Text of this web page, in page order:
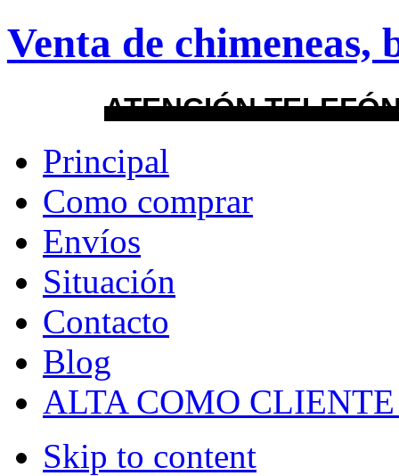
Venta de chimeneas,
ATENCIÓN
Principal
Como comprar
Envíos
Situación
Contacto
Blog
ALTA COMO
Skip to content
About Guides FAQs
Layout
default
android
Menu Style
Mega
Css
Dropline
Split